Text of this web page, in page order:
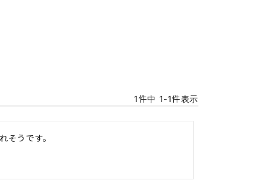
1件中 1-1件表示
そうです。